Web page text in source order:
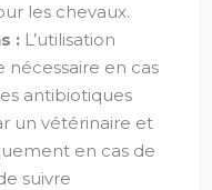
les chevaux.
: L’utilisation
nécessaire en cas
antibiotiques
un vétérinaire et
en cas de
suivre